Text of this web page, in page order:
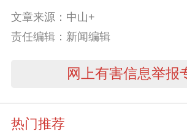
文章来源：中山+
责任编辑：新闻编辑
网上有害信息举报
热门推荐